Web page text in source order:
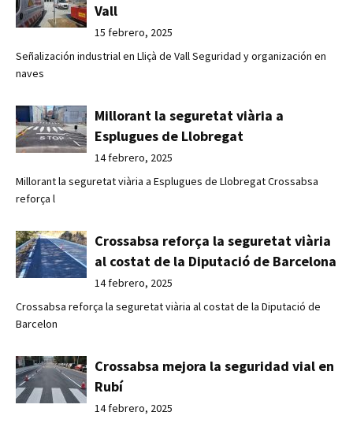
Vall
15 febrero, 2025
Señalización industrial en Lliçà de Vall Seguridad y organización en
naves
Millorant la seguretat viària a
Esplugues de Llobregat
14 febrero, 2025
Millorant la seguretat viària a Esplugues de Llobregat Crossabsa
reforça l
Crossabsa reforça la seguretat viària
al costat de la Diputació de Barcelona
14 febrero, 2025
Crossabsa reforça la seguretat viària al costat de la Diputació de
Barcelon
Crossabsa mejora la seguridad vial en
Rubí
14 febrero, 2025